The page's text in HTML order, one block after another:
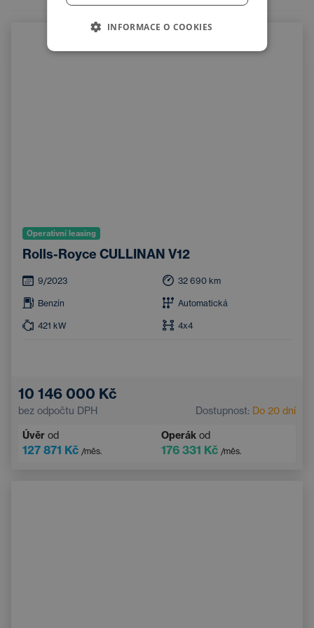
Operativní leasing
Rolls-Royce CULLINAN V12
9/2023 32 690 km
Benzín Automatická
421 kW 4x4
10 146 000 Kč
bez odpočtu DPH Dostupnost: Do 20 dní
Úvěr od
127 871 Kč /měs.
Operák od
176 331 Kč /měs.
INFORMACE O COOKIES